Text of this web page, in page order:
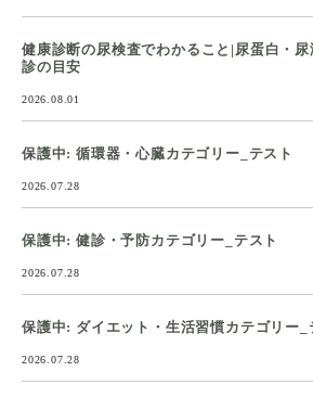
健康診断の尿検査でわかること|尿蛋白・
診の目安
2026.08.01
保護中: 循環器・心臓カテゴリー_テスト
2026.07.28
保護中: 健診・予防カテゴリー_テスト
2026.07.28
保護中: ダイエット・生活習慣カテゴリー_
2026.07.28